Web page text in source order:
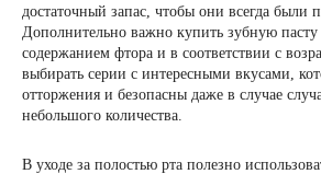
достаточный запас, чтобы они всегда были
Дополнительно важно купить зубную
содержанием фтора и в соответствии с
выбирать серии с интересными вкусами,
отторжения и безопасны даже в случае
небольшого количества.
В уходе за полостью рта полезно